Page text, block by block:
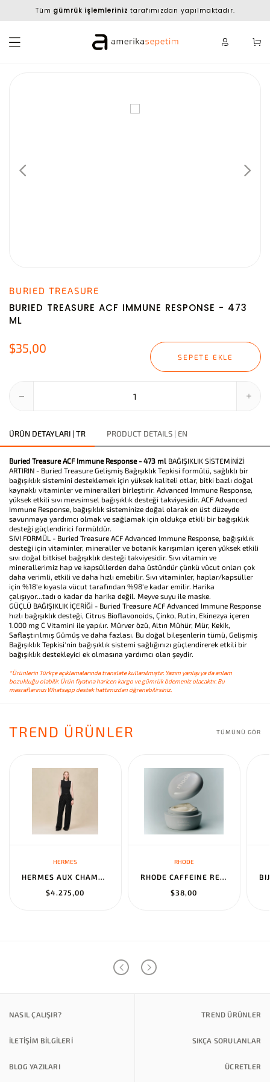
Tüm gümrük işlemleriniz tarafımızdan yapılmaktadır.
BURIED TREASURE
BURIED TREASURE ACF IMMUNE RESPONSE - 473
ML
$35,00
SEPETE EKLE
ÜRÜN DETAYLARI | TR PRODUCT DETAILS | EN
Buried Treasure ACF Immune Response - 473 ml BAĞIŞIKLIK SİSTEMİNİZİ
ARTIRIN - Buried Treasure Gelişmiş Bağışıklık Tepkisi formülü, sağlıklı bir
bağışıklık sistemini desteklemek için yüksek kaliteli otlar, bitki bazlı doğal
kaynaklı vitaminler ve mineralleri birleştirir. Advanced Immune Response,
yüksek etkili sıvı mevsimsel bağışıklık desteği takviyesidir. ACF Advanced
Immune Response, bağışıklık sisteminize doğal olarak en üst düzeyde
savunmaya yardımcı olmak ve sağlamak için oldukça etkili bir bağışıklık
desteği güçlendirici formüldür.
SIVI FORMÜL - Buried Treasure ACF Advanced Immune Response, bağışıklık
desteği için vitaminler, mineraller ve botanik karışımları içeren yüksek etkili
sıvı doğal bitkisel bağışıklık desteği takviyesidir. Sıvı vitamin ve
minerallerimiz hap ve kapsüllerden daha üstündür çünkü vücut onları çok
daha verimli, etkili ve daha hızlı emebilir. Sıvı vitaminler, haplar/kapsüller
için %18'e kıyasla vücut tarafından %98'e kadar emilir. Harika
çalışıyor...tadı o kadar da harika değil. Meyve suyu ile maske.
GÜÇLÜ BAĞIŞIKLIK İÇERİĞİ - Buried Treasure ACF Advanced Immune Response
hızlı bağışıklık desteği, Citrus Bioflavonoids, Çinko, Rutin, Ekinezya içeren
1.000 mg C Vitamini ile yapılır. Mürver özü, Altın Mühür, Mür, Kekik,
Saflaştırılmış Gümüş ve daha fazlası. Bu doğal bileşenlerin tümü, Gelişmiş
Bağışıklık Tepkisi'nin bağışıklık sistemi sağlığınızı güçlendirerek etkili bir
bağışıklık destekleyici ek olmasına yardımcı olan şeydir.
*Ürünlerin Türkçe açıklamalarında translate kullanılmıştır. Yazım yanlışı ya da anlam
bozukluğu olabilir. Ürün fiyatına haricen kargo ve gümrük ödemeniz olacaktır. Bu
masraflarınızı Whatsapp destek hattımızdan öğrenebilirsiniz.
TREND ÜRÜNLER TÜMÜNÜ GÖR
HERMES
HERMES AUX CHAMPS EN FLEURS" PANTS NOIR
$4.275,00
RHODE
RHODE CAFFEINE RESET SCULPTING CREAM MASK
$38,00
NASIL ÇALIŞIR? TREND ÜRÜNLER
İLETİŞİM BİLGİLERİ SIKÇA SORULANLAR
BLOG YAZILARI ÜCRETLER